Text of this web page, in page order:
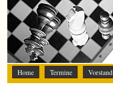
Home Termine Vorstand